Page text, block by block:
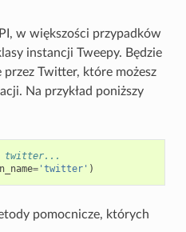
w większości przypadków
instancji Tweepy. Będzie
przez Twitter, które możesz
Na przykład poniższy
twitter...
='twitter' )
pomocnicze, których